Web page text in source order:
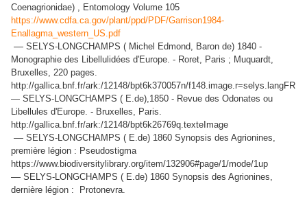
Coenagrionidae) , Entomology Volume 105
https://www.cdfa.ca.gov/plant/ppd/PDF/Garrison1984-
Enallagma_western_US.pdf
— SELYS-LONGCHAMPS ( Michel Edmond, Baron de) 1840 -
Monographie des Libellulidées d'Europe. - Roret, Paris ; Muquardt,
Bruxelles, 220 pages.
http://gallica.bnf.fr/ark:/12148/bpt6k370057n/f148.image.r=selys.langFR
— SELYS-LONGCHAMPS ( E.de),1850 - Revue des Odonates ou
Libellules d'Europe. - Bruxelles, Paris.
http://gallica.bnf.fr/ark:/12148/bpt6k26769q.texteImage
— SELYS-LONGCHAMPS ( E.de) 1860 Synopsis des Agrionines,
première légion : Pseudostigma
https://www.biodiversitylibrary.org/item/132906#page/1/mode/1up
— SELYS-LONGCHAMPS ( E.de) 1860 Synopsis des Agrionines,
dernière légion : Protonevra.